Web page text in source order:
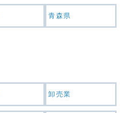
青森県
卸売業